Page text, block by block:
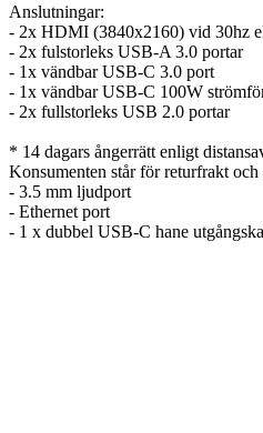
Anslutningar:
- 2x HDMI (3840x2160) vid 30hz
- 2x fulstorleks USB-A 3.0 portar
- 1x vändbar USB-C 3.0 port
- 1x vändbar USB-C 100W
- 2x fullstorleks USB 2.0 portar
* 14 dagars ångerrätt enligt
Konsumenten står för returfrakt
- 3.5 mm ljudport
- Ethernet port
- 1 x dubbel USB-C hane